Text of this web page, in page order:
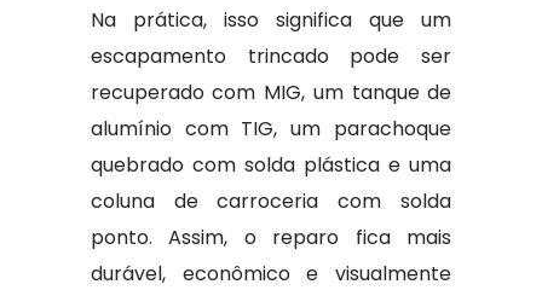
Na prática, isso significa que um
escapamento trincado pode ser
recuperado com MIG, um tanque de
alumínio com TIG, um parachoque
quebrado com solda plástica e uma
coluna de carroceria com solda
ponto. Assim, o reparo fica mais
durável, econômico e visualmente